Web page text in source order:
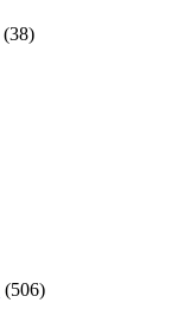
(38)
(506)